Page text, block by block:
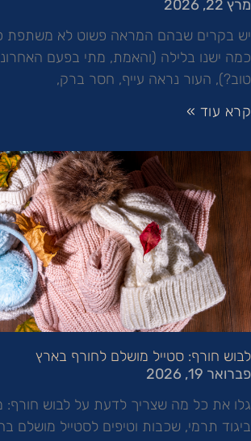
מרץ 22, 2026
יש בקרים שבהם המראה פשוט לא משתפת
כמה ישנו בלילה (והאמת, מתי בפעם
טוב?), העור נראה עייף, חסר ברק,
קרא עוד »
לבוש חורף: סטייל מושלם לחורף בארץ
פברואר 19, 2026
גלו את כל מה שצריך לדעת על לבוש חורף:
ביגוד תרמי, שכבות וטיפים לסטייל מושלם